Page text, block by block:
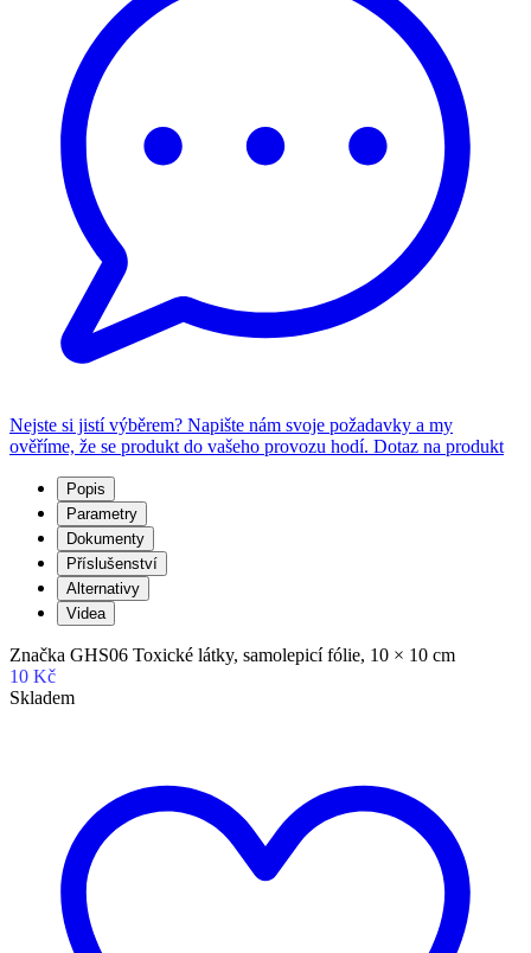
Nejste si jistí výběrem? Napište nám svoje požadavky a my
ověříme, že se produkt do vašeho provozu hodí. Dotaz na produkt
Popis
Parametry
Dokumenty
Příslušenství
Alternativy
Videa
Značka GHS06 Toxické látky, samolepicí fólie, 10 × 10 cm
10 Kč
Skladem